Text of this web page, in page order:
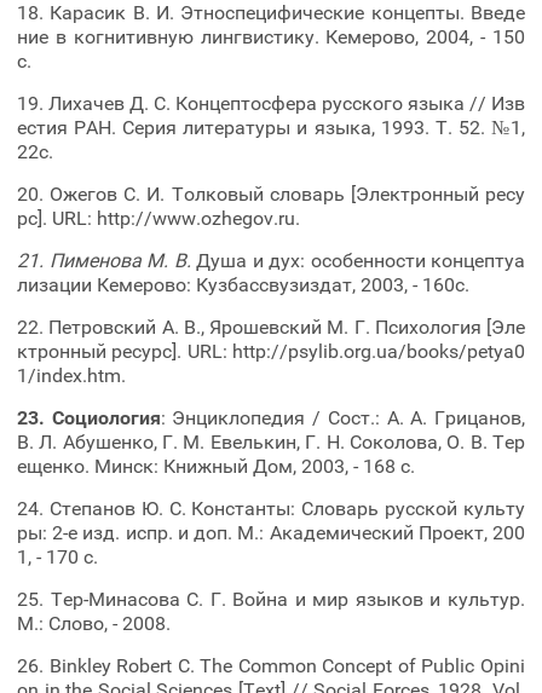
18. Карасик В. И. Этноспецифические концепты. Введе
ние в когнитивную лингвистику. Кемерово, 2004, - 150
с.
19. Лихачев Д. С. Концептосфера русского языка // Изв
естия РАН. Серия литературы и языка, 1993. Т. 52. №1,
22с.
20. Ожегов С. И. Толковый словарь [Электронный ресу
рс]. URL: http://www.ozhegov.ru.
21. Пименова М. В. Душа и дух: особенности концептуа
лизации Кемерово: Кузбассвузиздат, 2003, - 160с.
22. Петровский А. В., Ярошевский М. Г. Психология [Эле
ктронный ресурс]. URL: http://psylib.org.ua/books/petya0
1/index.htm.
23. Социология: Энциклопедия / Сост.: А. А. Грицанов,
В. Л. Абушенко, Г. М. Евелькин, Г. Н. Соколова, О. В. Тер
ещенко. Минск: Книжный Дом, 2003, - 168 с.
24. Степанов Ю. С. Константы: Словарь русской культу
ры: 2-е изд. испр. и доп. М.: Академический Проект, 200
1, - 170 с.
25. Тер-Минасова С. Г. Война и мир языков и культур.
М.: Слово, - 2008.
26. Binkley Robert C. The Common Concept of Public Opini